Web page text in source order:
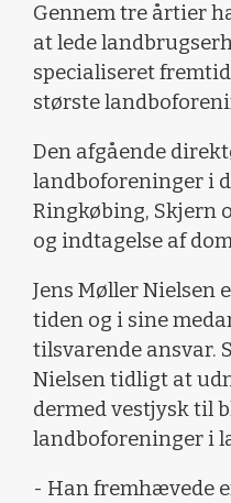
Gennem tre årtier
at lede
specialiseret
største
Den afgående
landboforeninger i
Ringkøbing, Skjern
og indtagelse af
Jens Møller Nielsen
tiden og i sine
tilsvarende ansvar.
Nielsen tidligt at
dermed vestjysk til
landboforeninger i
- Han fremhævede